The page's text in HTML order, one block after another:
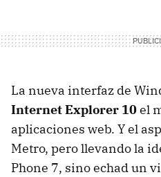
La nueva interfaz de
Internet Explorer 10el
aplicaciones web. Y el
Metro, pero llevando la
Phone 7, sino echad un